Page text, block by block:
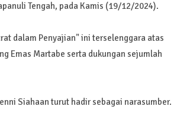
Tengah, pada Kamis (19/12/2024).
dalam Penyajian" ini terselenggara atas
Emas Martabe serta dukungan sejumlah
Siahaan turut hadir sebagai narasumber.